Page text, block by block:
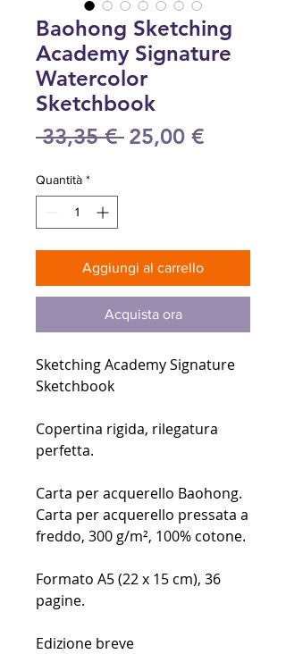
Baohong Sketching
Academy Signature
Watercolor
Sketchbook
33,35 € Prezzo
25,00 €
Quantità *
Aggiungi al carrello
Acquista ora
Sketching Academy Signature
Sketchbook
Copertina rigida, rilegatura
perfetta.
Carta per acquerello Baohong.
Carta per acquerello pressata a
freddo, 300 g/m², 100% cotone.
Formato A5 (22 x 15 cm), 36
pagine.
Edizione breve